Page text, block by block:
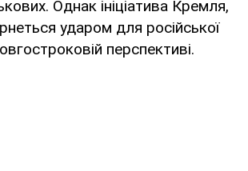
Однак ініціатива Кремля,
ударом для російської
перспективі.